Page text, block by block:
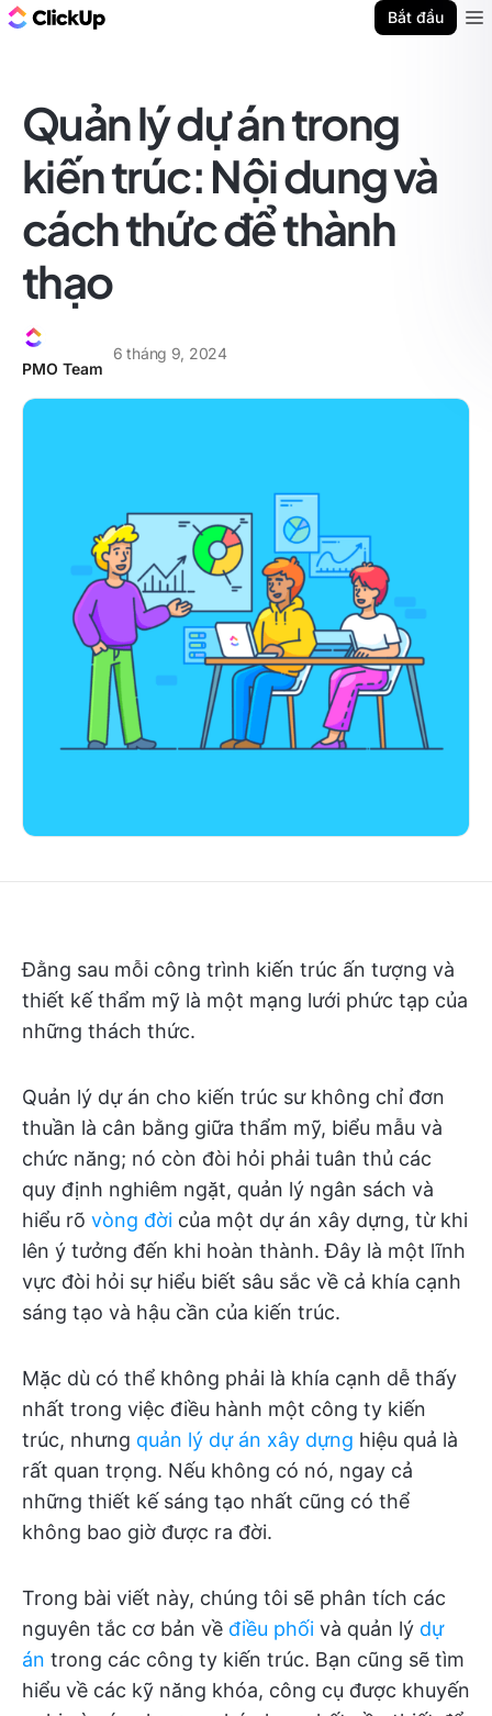
Bắt đầu
Quản lý dự án trong
kiến trúc: Nội dung và
cách thức để thành
thạo
PMO Team
6 tháng 9, 2024
Đằng sau mỗi công trình kiến trúc ấn tượng và
thiết kế thẩm mỹ là một mạng lưới phức tạp của
những thách thức.
Quản lý dự án cho kiến trúc sư không chỉ đơn
thuần là cân bằng giữa thẩm mỹ, biểu mẫu và
chức năng; nó còn đòi hỏi phải tuân thủ các
quy định nghiêm ngặt, quản lý ngân sách và
hiểu rõ vòng đời của một dự án xây dựng, từ khi
lên ý tưởng đến khi hoàn thành. Đây là một lĩnh
vực đòi hỏi sự hiểu biết sâu sắc về cả khía cạnh
sáng tạo và hậu cần của kiến trúc.
Mặc dù có thể không phải là khía cạnh dễ thấy
nhất trong việc điều hành một công ty kiến
trúc, nhưng quản lý dự án xây dựng hiệu quả là
rất quan trọng. Nếu không có nó, ngay cả
những thiết kế sáng tạo nhất cũng có thể
không bao giờ được ra đời.
Trong bài viết này, chúng tôi sẽ phân tích các
nguyên tắc cơ bản về điều phối và quản lý dự
án trong các công ty kiến trúc. Bạn cũng sẽ tìm
hiểu về các kỹ năng khóa, công cụ được khuyến